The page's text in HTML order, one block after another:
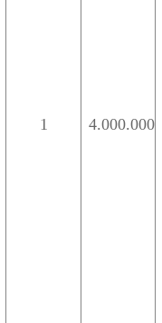
1 4.000.000